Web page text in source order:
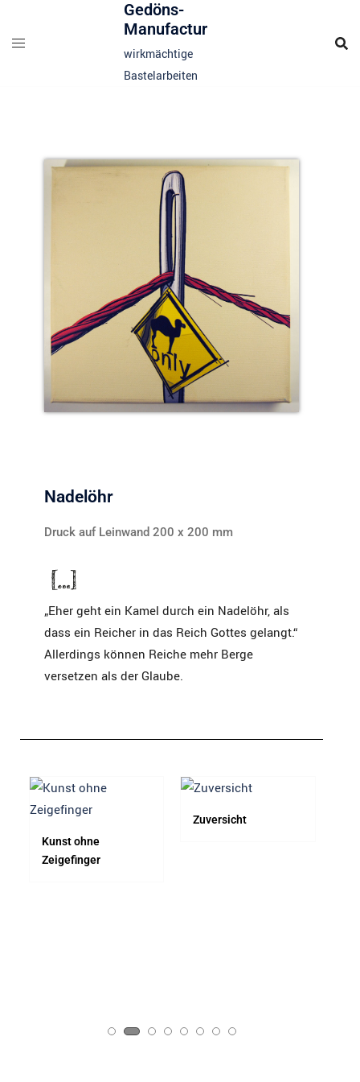
Gedöns-
Manufactur
wirkmächtige
Bastelarbeiten
Nadelöhr
Druck auf Leinwand 200 x 200 mm
„Eher geht ein Kamel durch ein Nadelöhr, als
dass ein Reicher in das Reich Gottes gelangt.“
Allerdings können Reiche mehr Berge
versetzen als der Glaube.
Kunst ohne
Zeigefinger​
Zuversicht